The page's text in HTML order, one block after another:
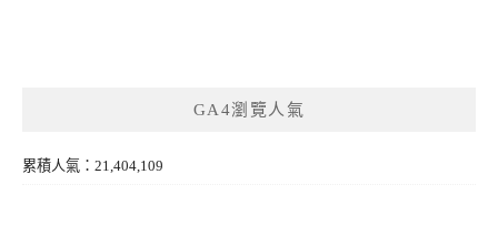
GA4瀏覽人氣
累積人氣：21,404,109